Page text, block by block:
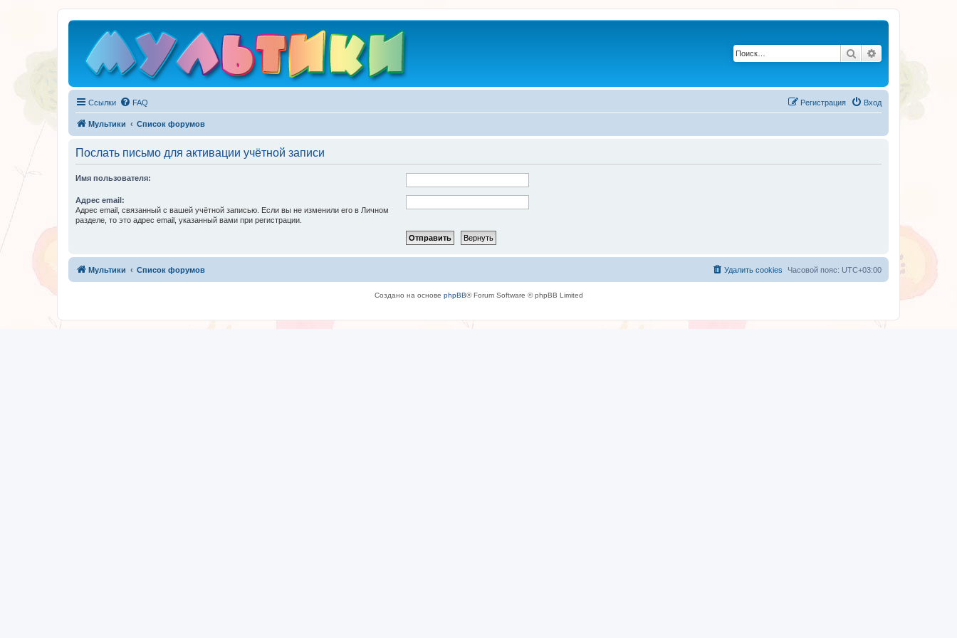
Поиск
Ссылки FAQ Вход
Регистрация
Мультики Список форумов
Послать письмо для активации учётной записи
Имя пользователя:
Адрес email:
Адрес email, связанный с вашей учётной записью. Если вы не изменили его в Личном
разделе, то это адрес email, указанный вами при регистрации.
Мультики Список форумов Часовой пояс: UTC+03:00
Удалить cookies
Создано на основе phpBB® Forum Software © phpBB Limited